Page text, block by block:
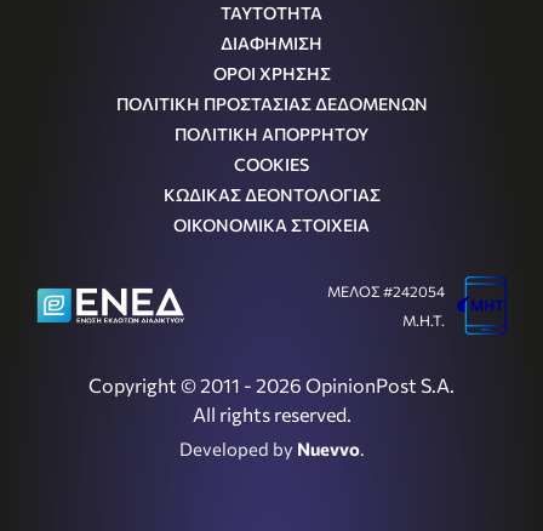
ΤΑΥΤΟΤΗΤΑ
ΔΙΑΦΗΜΙΣΗ
ΟΡΟΙ ΧΡΗΣΗΣ
ΠΟΛΙΤΙΚΗ ΠΡΟΣΤΑΣΙΑΣ ΔΕΔΟΜΕΝΩΝ
ΠΟΛΙΤΙΚΗ ΑΠΟΡΡΗΤΟΥ
COOKIES
ΚΩΔΙΚΑΣ ΔΕΟΝΤΟΛΟΓΙΑΣ
ΟΙΚΟΝΟΜΙΚΑ ΣΤΟΙΧΕΙΑ
Copyright © 2011 - 2026 OpinionPost S.A.
All rights reserved.
Developed by Nuevvo.
ΜΕΛΟΣ #242054
Μ.Η.Τ.